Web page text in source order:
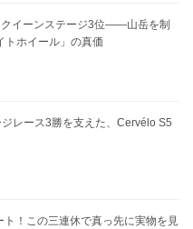
クイーンステージ3位——山岳を制
トホイール」の真価
ジレース3勝を支えた、Cervélo S5
ト！この三連休で真っ先に実物を見